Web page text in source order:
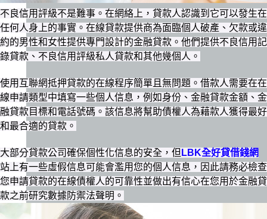
不良信用評級不是難事。在網絡上，貸款人認識到它可以發生在
任何人身上的事實。在線貸款提供商為面臨個人破產、欠款或違
約的男性和女性提供專門設計的金融貸款。他們提供不良信用記
錄貸款、不良信用評級私人貸款和其他幾個人。
使用互聯網抵押貸款的在線程序簡單且無問題。借款人需要在在
線申請類型中填寫一些個人信息，例如身份、金融貸款金額、金
融貸款目標和電話號碼。該信息將幫助債權人為藉款人獲得最好
和最合適的貸款。
大部分貸款公司確保個性化信息的安全，但 LBK全好貸借錢網
站上有一些虛假信息可能會濫用您的個人信息，因此請務必檢查
您申請貸款的在線債權人的可靠性並做出有信心在您用於金融貸
款之前研究數據防禦法聲明。